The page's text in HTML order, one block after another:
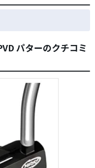
パターのクチコミ